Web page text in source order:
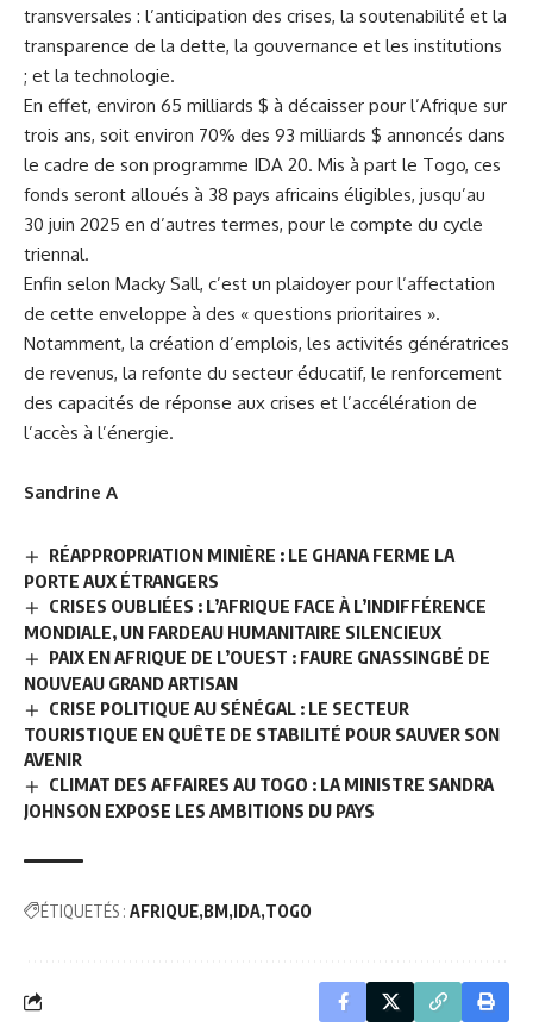
transversales : l’anticipation des crises, la soutenabilité et la
transparence de la dette, la gouvernance et les institutions
; et la technologie.
En effet, environ 65 milliards $ à décaisser pour l’Afrique sur
trois ans, soit environ 70% des 93 milliards $ annoncés dans
le cadre de son programme IDA 20. Mis à part le Togo, ces
fonds seront alloués à 38 pays africains éligibles, jusqu’au
30 juin 2025 en d’autres termes, pour le compte du cycle
triennal.
Enfin selon Macky Sall, c’est un plaidoyer pour l’affectation
de cette enveloppe à des « questions prioritaires ».
Notamment, la création d’emplois, les activités génératrices
de revenus, la refonte du secteur éducatif, le renforcement
des capacités de réponse aux crises et l’accélération de
l’accès à l’énergie.
Sandrine A
RÉAPPROPRIATION MINIÈRE : LE GHANA FERME LA
PORTE AUX ÉTRANGERS
CRISES OUBLIÉES : L’AFRIQUE FACE À L’INDIFFÉRENCE
MONDIALE, UN FARDEAU HUMANITAIRE SILENCIEUX
PAIX EN AFRIQUE DE L’OUEST : FAURE GNASSINGBÉ DE
NOUVEAU GRAND ARTISAN
CRISE POLITIQUE AU SÉNÉGAL : LE SECTEUR
TOURISTIQUE EN QUÊTE DE STABILITÉ POUR SAUVER SON
AVENIR
CLIMAT DES AFFAIRES AU TOGO : LA MINISTRE SANDRA
JOHNSON EXPOSE LES AMBITIONS DU PAYS
ÉTIQUETÉS : AFRIQUE BM IDA TOGO